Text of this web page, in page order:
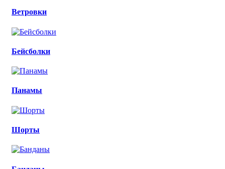
Ветровки
Бейсболки
Панамы
Шорты